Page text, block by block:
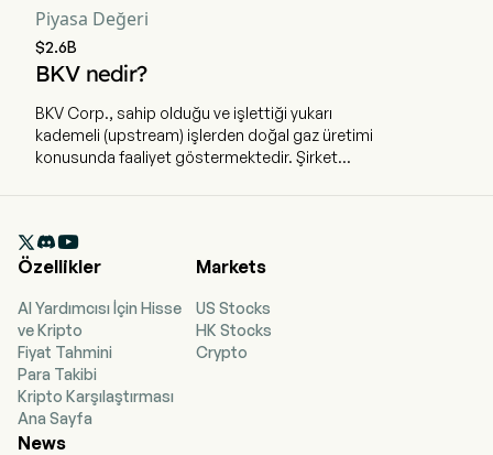
Piyasa Değeri
$2.6B
BKV nedir?
BKV Corp., sahip olduğu ve işlettiği yukarı
kademeli (upstream) işlerden doğal gaz üretimi
konusunda faaliyet göstermektedir. Şirket
yapmıştır. Firmanın temel işlevi, sahip olduğu ve
işlettiği yukarı kademeli (upstream) işlerden
bulunmaktadır: Doğal gaz üretimi, doğal gaz
toplama, işleme ve taşımacılık (doğal gaz orta
kademeli (midstream) işler), elektrik üretimi ve
karbon yakalama, değerlendirme ve depolama
(CCUS). Şirket, Texas'taki Fort Worth Havzasında
yer alan Barnett Shale bölgesi (Barnett) ile
Kuzeydoğu Pensilvanya'daki Appalachi

Özellikler
AI Yardımcısı İçin Hisse
ve Kripto
Fiyat Tahmini
Para Takibi
Kripto Karşılaştırması
Ana Sayfa
Markets
US Stocks
HK Stocks
Crypto
News